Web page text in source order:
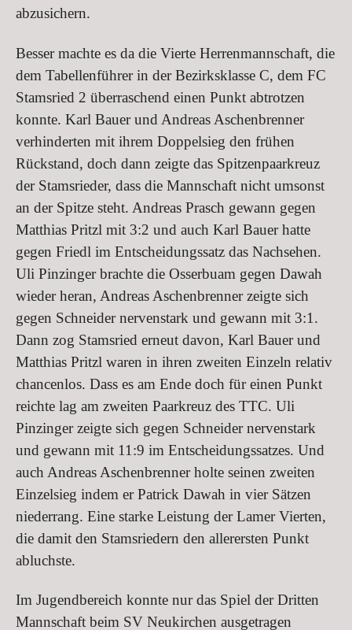
abzusichern.
Besser machte es da die Vierte Herrenmannschaft, die
dem Tabellenführer in der Bezirksklasse C, dem FC
Stamsried 2 überraschend einen Punkt abtrotzen
konnte. Karl Bauer und Andreas Aschenbrenner
verhinderten mit ihrem Doppelsieg den frühen
Rückstand, doch dann zeigte das Spitzenpaarkreuz
der Stamsrieder, dass die Mannschaft nicht umsonst
an der Spitze steht. Andreas Prasch gewann gegen
Matthias Pritzl mit 3:2 und auch Karl Bauer hatte
gegen Friedl im Entscheidungssatz das Nachsehen.
Uli Pinzinger brachte die Osserbuam gegen Dawah
wieder heran, Andreas Aschenbrenner zeigte sich
gegen Schneider nervenstark und gewann mit 3:1.
Dann zog Stamsried erneut davon, Karl Bauer und
Matthias Pritzl waren in ihren zweiten Einzeln relativ
chancenlos. Dass es am Ende doch für einen Punkt
reichte lag am zweiten Paarkreuz des TTC. Uli
Pinzinger zeigte sich gegen Schneider nervenstark
und gewann mit 11:9 im Entscheidungssatzes. Und
auch Andreas Aschenbrenner holte seinen zweiten
Einzelsieg indem er Patrick Dawah in vier Sätzen
niederrang. Eine starke Leistung der Lamer Vierten,
die damit den Stamsriedern den allerersten Punkt
abluchste.
Im Jugendbereich konnte nur das Spiel der Dritten
Mannschaft beim SV Neukirchen ausgetragen